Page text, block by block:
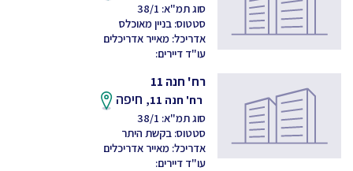
סוג תמ"א: 38/1
סטטוס: בניין מאוכלס
אדריכל: מאייר אדריכלים
עו"ד דיירים:
רח' חנה 11
רח' חנה 11, חיפה
סוג תמ"א: 38/1
סטטוס: בקשת היתר
אדריכל: מאייר אדריכלים
עו"ד דיירים: